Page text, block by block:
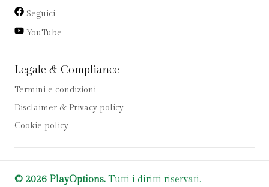
Seguici
YouTube
Legale & Compliance
Termini e condizioni
Disclaimer & Privacy policy
Cookie policy
© 2026 PlayOptions. Tutti i diritti riservati.